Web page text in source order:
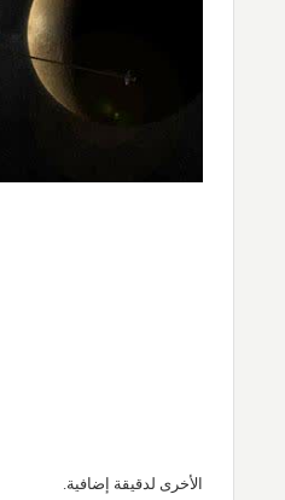
الأخرى لدقيقة إضافية.